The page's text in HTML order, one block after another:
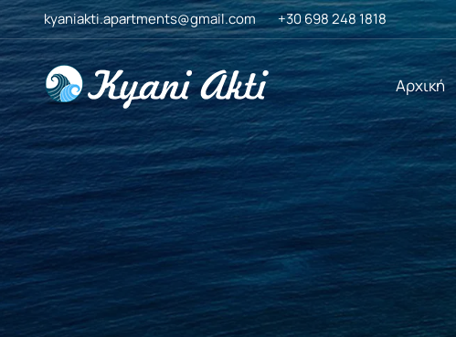
Skip
to
content
kyaniakti.apartments@gmail.com +30 698 248 1818
Αρχική